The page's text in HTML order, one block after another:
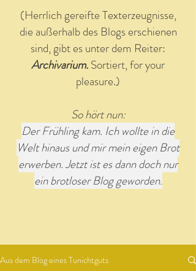
(Herrlich gereifte Texterzeugnisse,
die außerhalb des Blogs erschienen
sind, gibt es unter dem Reiter:
Archivarium.Sortiert, for your
pleasure.)
So hört nun:
Der Frühling kam. Ich wollte in die
Welt hinaus und mir mein eigen Brot
erwerben. Jetzt ist es dann doch nur
ein brotloser Blog geworden.
Aus dem Blog eines Tunichtguts